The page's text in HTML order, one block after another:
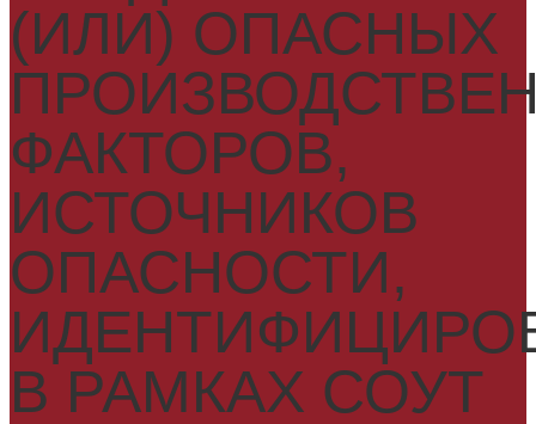
(ИЛИ) ОПАСНЫХ
ФАКТОРОВ,
ИСТОЧНИКОВ
ОПАСНОСТИ,
В РАМКАХ СОУТ